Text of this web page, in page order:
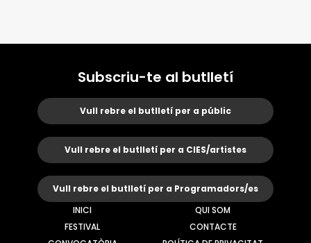
Subscriu-te al butlletí
Vull rebre el butlletí per a públic
Vull rebre el butlletí per a CIES/artistes
Vull rebre el butlletí per a Programadors/es
INICI
FESTIVAL
QUI SOM
CONTACTE